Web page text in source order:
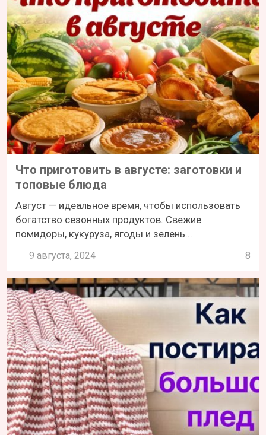
Что приготовить в августе: заготовки и
топовые блюда
Август — идеальное время, чтобы использовать
богатство сезонных продуктов. Свежие
помидоры, кукуруза, ягоды и зелень...
9 августа, 2024 8